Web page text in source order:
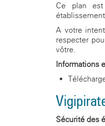
Ce plan
A votre
respecter
vôtre.
Informations
Sécurité des